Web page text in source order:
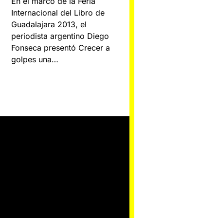
Internacional del Libro de
Guadalajara 2013, el
periodista argentino Diego
Fonseca presentó Crecer a
golpes una…